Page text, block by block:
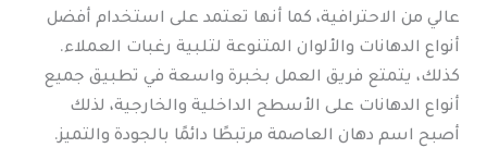
عالي من الاحترافية، كما أنها تعتمد على استخدام أفضل
أنواع الدهانات والألوان المتنوعة لتلبية رغبات العملاء.
كذلك، يتمتع فريق العمل بخبرة واسعة في تطبيق جميع
أنواع الدهانات على الأسطح الداخلية والخارجية، لذلك
أصبح اسم دهان العاصمة مرتبطًا دائمًا بالجودة والتميز.